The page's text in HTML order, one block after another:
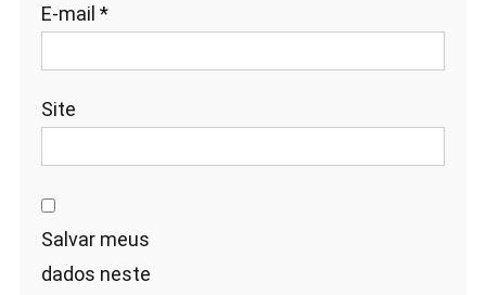
E-mail *
Site
Salvar meus
dados neste